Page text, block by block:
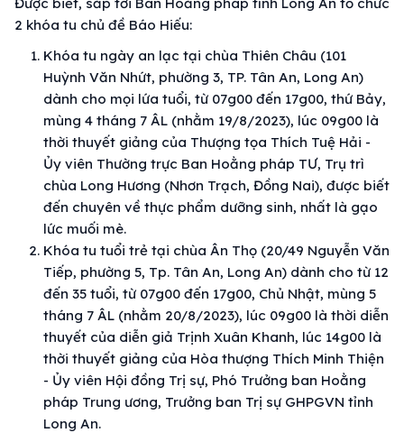
2 khóa tu chủ đề Báo Hiếu:
Khóa tu ngày an lạc tại chùa Thiên Châu (101
Huỳnh Văn Nhứt, phường 3, TP. Tân An, Long An)
dành cho mọi lứa tuổi, từ 07g00 đến 17g00, thứ Bảy,
mùng 4 tháng 7 ÂL (nhằm 19/8/2023), lúc 09g00 là
thời thuyết giảng của Thượng tọa Thích Tuệ Hải -
Ủy viên Thường trực Ban Hoằng pháp TƯ, Trụ trì
chùa Long Hương (Nhơn Trạch, Đồng Nai), được biết
đến chuyên về thực phẩm dưỡng sinh, nhất là gạo
lức muối mè.
Khóa tu tuổi trẻ tại chùa Ân Thọ (20/49 Nguyễn Văn
Tiếp, phường 5, Tp. Tân An, Long An) dành cho từ 12
đến 35 tuổi, từ 07g00 đến 17g00, Chủ Nhật, mùng 5
tháng 7 ÂL (nhằm 20/8/2023), lúc 09g00 là thời diễn
thuyết của diễn giả Trịnh Xuân Khanh, lúc 14g00 là
thời thuyết giảng của Hòa thượng Thích Minh Thiện
- Ủy viên Hội đồng Trị sự, Phó Trưởng ban Hoằng
pháp Trung ương, Trưởng ban Trị sự GHPGVN tỉnh
Long An.